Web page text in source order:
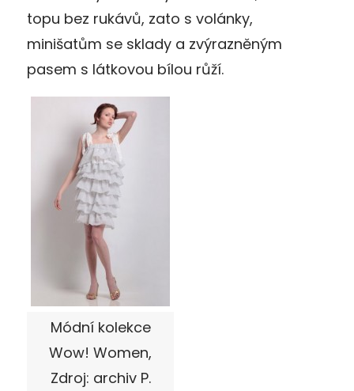
topu bez rukávů, zato s volánky,
minišatům se sklady a zvýrazněným
pasem s látkovou bílou růží.
Módní kolekce
Wow! Women,
Zdroj: archiv P.